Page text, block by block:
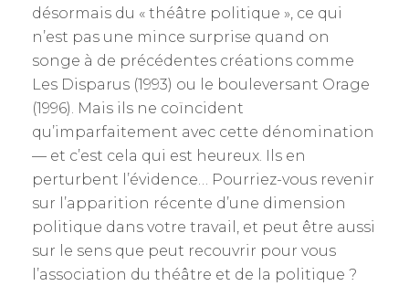
désormais du « théâtre politique », ce qui
n’est pas une mince surprise quand on
songe à de précédentes créations comme
Les Disparus (1993) ou le bouleversant Orage
(1996). Mais ils ne coïncident
qu’imparfaitement avec cette dénomination
— et c’est cela qui est heureux. Ils en
perturbent l’évidence… Pourriez-vous revenir
sur l’apparition récente d’une dimension
politique dans votre travail, et peut être aussi
sur le sens que peut recouvrir pour vous
l’association du théâtre et de la politique ?